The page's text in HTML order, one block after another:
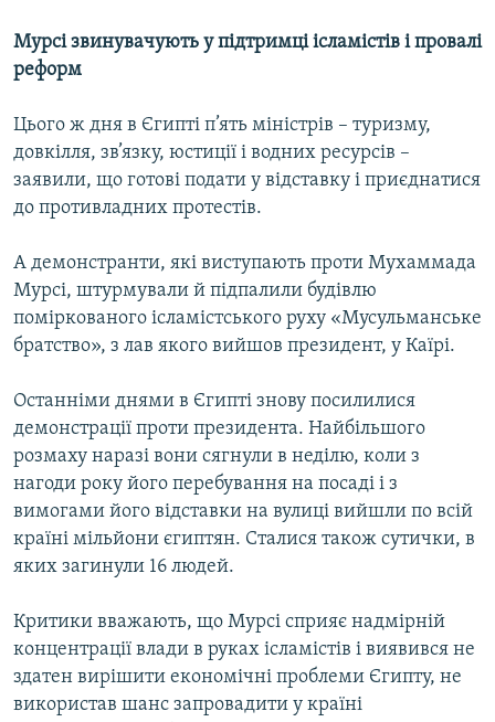
Мурсі звинувачують у підтримці ісламістів і провалі
реформ
Цього ж дня в Єгипті п’ять міністрів – туризму,
довкілля, зв’язку, юстиції і водних ресурсів –
заявили, що готові подати у відставку і приєднатися
до противладних протестів.
А демонстранти, які виступають проти Мухаммада
Мурсі, штурмували й підпалили будівлю
поміркованого ісламістського руху «Мусульманське
братство», з лав якого вийшов президент, у Каїрі.
Останніми днями в Єгипті знову посилилися
демонстрації проти президента. Найбільшого
розмаху наразі вони сягнули в неділю, коли з
нагоди року його перебування на посаді і з
вимогами його відставки на вулиці вийшли по всій
країні мільйони єгиптян. Сталися також сутички, в
яких загинули 16 людей.
Критики вважають, що Мурсі сприяє надмірній
концентрації влади в руках ісламістів і виявився не
здатен вирішити економічні проблеми Єгипту, не
використав шанс запровадити у країні